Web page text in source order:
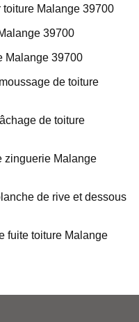
Malange 39700
39700
Malange 39700
de toiture
de toiture
zinguerie Malange
de rive et dessous
fuite toiture Malange